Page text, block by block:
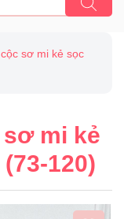
sơ mi kẻ sọc
sơ mi kẻ
120)